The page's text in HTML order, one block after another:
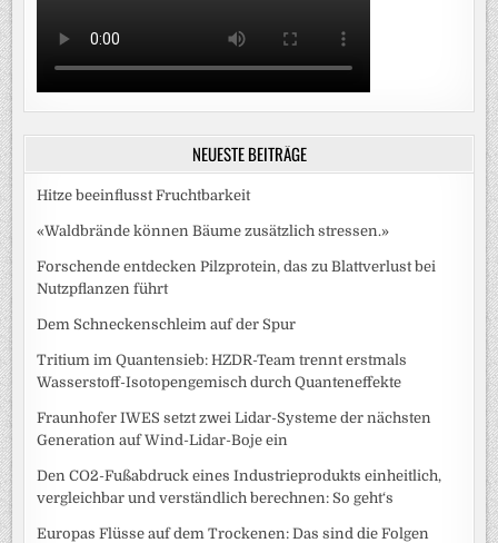
NEUESTE BEITRÄGE
Hitze beeinflusst Fruchtbarkeit
«Waldbrände können Bäume zusätzlich stressen.»
Forschende entdecken Pilzprotein, das zu Blattverlust bei
Nutzpflanzen führt
Dem Schneckenschleim auf der Spur
Tritium im Quantensieb: HZDR-Team trennt erstmals
Wasserstoff-Isotopengemisch durch Quanteneffekte
Fraunhofer IWES setzt zwei Lidar-Systeme der nächsten
Generation auf Wind-Lidar-Boje ein
Den CO2-Fußabdruck eines Industrieprodukts einheitlich,
vergleichbar und verständlich berechnen: So geht‘s
Europas Flüsse auf dem Trockenen: Das sind die Folgen